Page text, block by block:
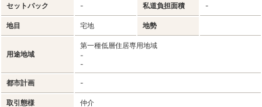
セットバック - 私道負担面積 -
地目 宅地 地勢
用途地域
第一種低層住居専用地域
-
-
都市計画 -
取引態様 仲介